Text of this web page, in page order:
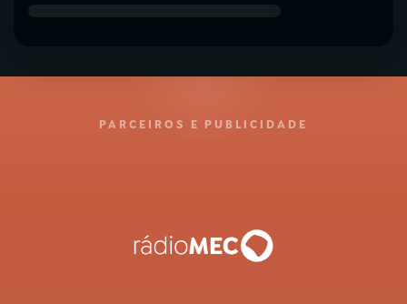
PARCEIROS E PUBLICIDADE